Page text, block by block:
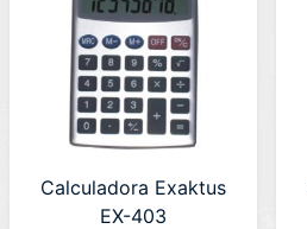
Calculadora Exaktus
EX-403